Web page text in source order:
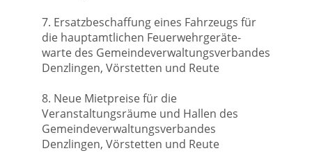
7. Ersatzbeschaffung eines Fahrzeugs für
die hauptamtlichen Feuerwehrgeräte-
warte des Gemeindeverwaltungsverbandes
Denzlingen, Vörstetten und Reute
8. Neue Mietpreise für die
Veranstaltungsräume und Hallen des
Gemeindeverwaltungsverbandes
Denzlingen, Vörstetten und Reute